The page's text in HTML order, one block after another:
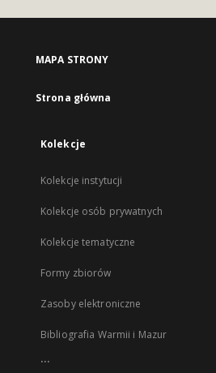
MAPA STRONY
Strona główna
Kolekcje
Kolekcje instytucji
Kolekcje osób prywatnych
Kolekcje tematyczne
Formy zbiorów
Zasoby elektroniczne
Bibliografia Warmii i Mazur
...